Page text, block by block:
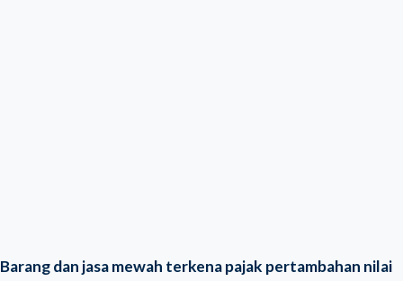
Barang dan jasa mewah terkena pajak pertambahan nilai